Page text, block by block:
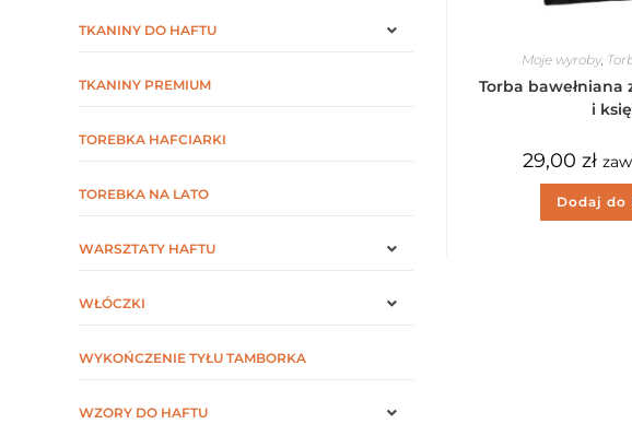
Moje wyroby,
Torba
i
29,00 zł
Dodaj do
TKANINY DO HAFTU
TKANINY PREMIUM
TOREBKA HAFCIARKI
TOREBKA NA LATO
WARSZTATY HAFTU
WŁÓCZKI
WYKOŃCZENIE TYŁU TAMBORKA
WZORY DO HAFTU